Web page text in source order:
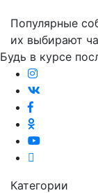
Популярные
их выбирают
Будь в курсе
Категории